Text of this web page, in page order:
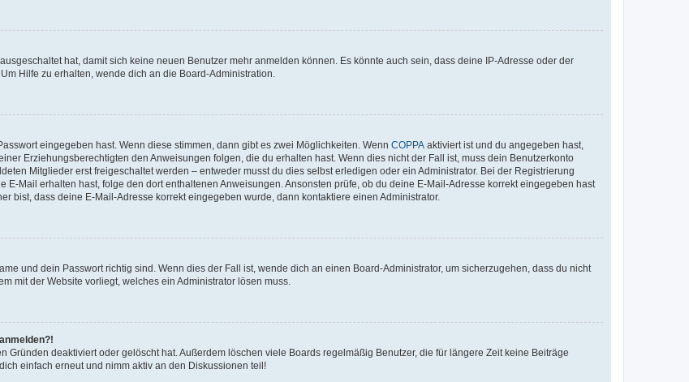
hat, damit sich keine neuen Benutzer mehr anmelden können. Es könnte auch sein, dass deine IP-Adresse oder der
Hilfe zu erhalten, wende dich an die Board-Administration.
eingegeben hast. Wenn diese stimmen, dann gibt es zwei Möglichkeiten. Wenn COPPA aktiviert ist und du angegeben hast,
Erziehungsberechtigten den Anweisungen folgen, die du erhalten hast. Wenn dies nicht der Fall ist, muss dein Benutzerkonto
Mitglieder erst freigeschaltet werden – entweder musst du dies selbst erledigen oder ein Administrator. Bei der Registrierung
E-Mail erhalten hast, folge den dort enthaltenen Anweisungen. Ansonsten prüfe, ob du deine E-Mail-Adresse korrekt eingegeben hast
bist, dass deine E-Mail-Adresse korrekt eingegeben wurde, dann kontaktiere einen Administrator.
und dein Passwort richtig sind. Wenn dies der Fall ist, wende dich an einen Board-Administrator, um sicherzugehen, dass du nicht
mit der Website vorliegt, welches ein Administrator lösen muss.
Gründen deaktiviert oder gelöscht hat. Außerdem löschen viele Boards regelmäßig Benutzer, die für längere Zeit keine Beiträge
einfach erneut und nimm aktiv an den Diskussionen teil!